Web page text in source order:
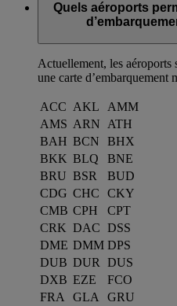
Quels aéroports
Actuellement, les aéroports
une carte d’embarquement
ACC AKL
AMM
AMS ARN
ATH
BAH BCN
BHX
BKK BLQ
BNE
BRU BSR
BUD
CDG CHC
CKY
CMB CPH
CPT
CRK DAC DSS
DME DMM DPS
DUB DUR
DUS
DXB EZE
FCO
FRA
GLA
GRU